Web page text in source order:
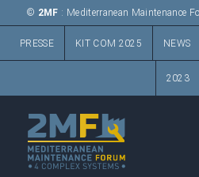
Passer
contenu
© 2MF : Mediterranean Maintenance
PRESSE KIT COM 2025 NEWS
2023